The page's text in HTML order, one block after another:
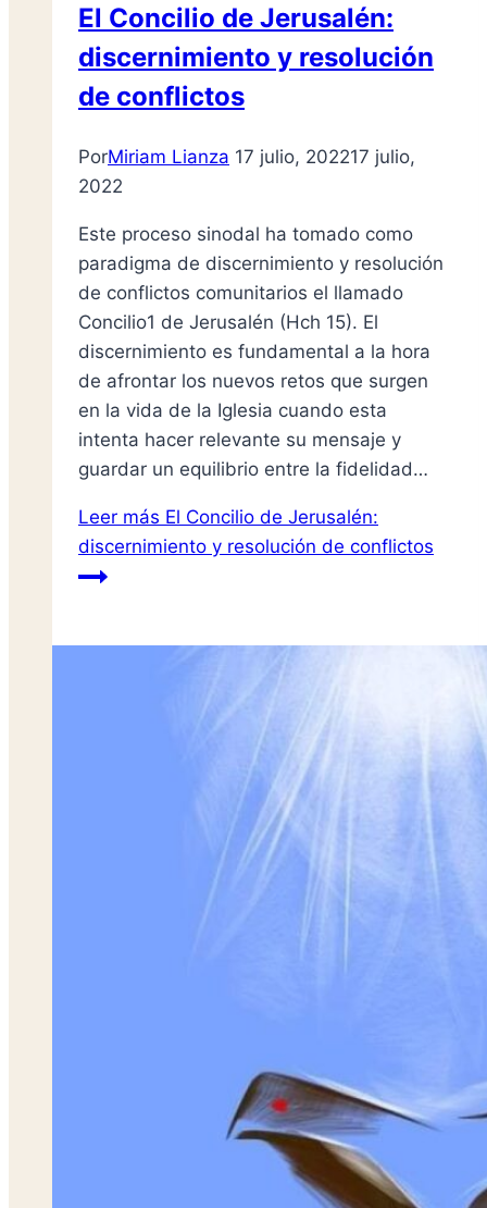
El Concilio de Jerusalén:
discernimiento y resolución
de conflictos
PorMiriam Lianza 17 julio, 202217 julio,
2022
Este proceso sinodal ha tomado como
paradigma de discernimiento y resolución
de conflictos comunitarios el llamado
Concilio1 de Jerusalén (Hch 15). El
discernimiento es fundamental a la hora
de afrontar los nuevos retos que surgen
en la vida de la Iglesia cuando esta
intenta hacer relevante su mensaje y
guardar un equilibrio entre la fidelidad…
Leer más El Concilio de Jerusalén:
discernimiento y resolución de conflictos